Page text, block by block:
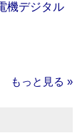
機デジタル
もっと見る »